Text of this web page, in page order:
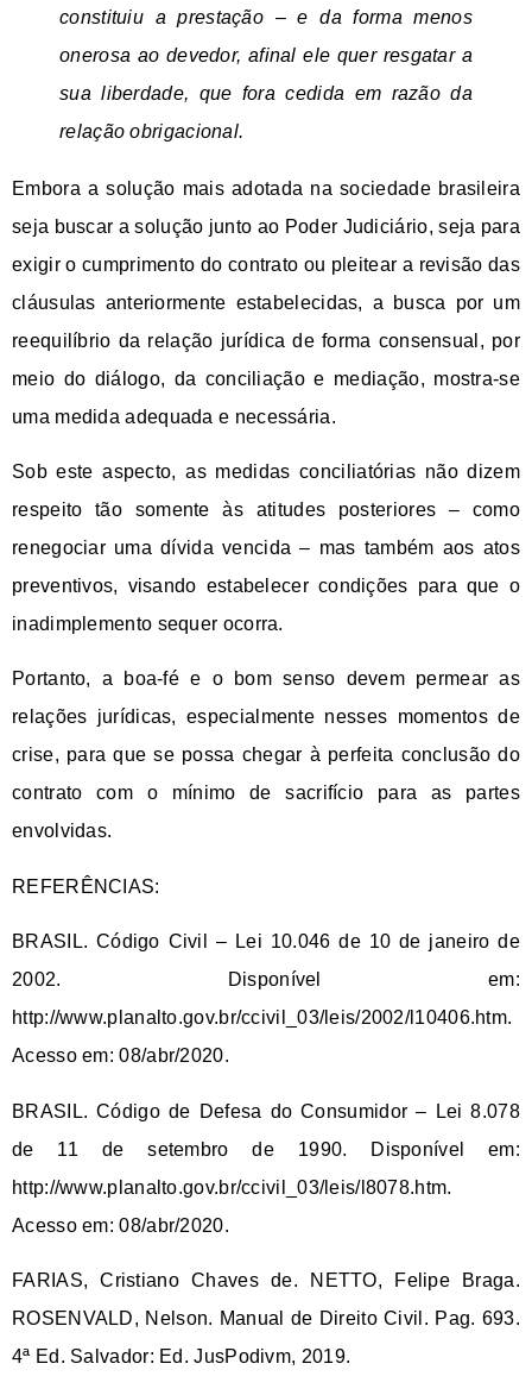
constituiu a prestação – e da forma menos
onerosa ao devedor, afinal ele quer resgatar a
sua liberdade, que fora cedida em razão da
relação obrigacional.
Embora a solução mais adotada na sociedade brasileira
seja buscar a solução junto ao Poder Judiciário, seja para
exigir o cumprimento do contrato ou pleitear a revisão das
cláusulas anteriormente estabelecidas, a busca por um
reequilíbrio da relação jurídica de forma consensual, por
meio do diálogo, da conciliação e mediação, mostra-se
uma medida adequada e necessária.
Sob este aspecto, as medidas conciliatórias não dizem
respeito tão somente às atitudes posteriores – como
renegociar uma dívida vencida – mas também aos atos
preventivos, visando estabelecer condições para que o
inadimplemento sequer ocorra.
Portanto, a boa-fé e o bom senso devem permear as
relações jurídicas, especialmente nesses momentos de
crise, para que se possa chegar à perfeita conclusão do
contrato com o mínimo de sacrifício para as partes
envolvidas.
REFERÊNCIAS:
BRASIL. Código Civil – Lei 10.046 de 10 de janeiro de
2002. Disponível em:
http://www.planalto.gov.br/ccivil_03/leis/2002/l10406.htm.
Acesso em: 08/abr/2020.
BRASIL.Código de Defesa do Consumidor – Lei 8.078
de 11 de setembro de 1990. Disponível em:
http://www.planalto.gov.br/ccivil_03/leis/l8078.htm.
Acesso em: 08/abr/2020.
FARIAS, Cristiano Chaves de. NETTO, Felipe Braga.
ROSENVALD, Nelson. Manual de Direito Civil . Pag. 693.
4ª Ed. Salvador: Ed. JusPodivm, 2019.